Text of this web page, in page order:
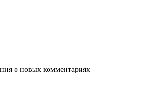
о новых комментариях